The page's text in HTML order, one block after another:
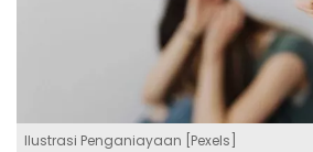
Ilustrasi Penganiayaan [Pexels]